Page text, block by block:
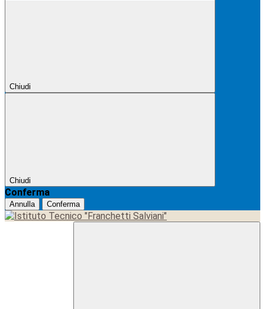
Chiudi
Chiudi
Conferma
Annulla Conferma